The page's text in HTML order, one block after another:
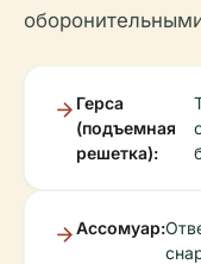
Герса
(подъемная
решетка):
Ассомуар: